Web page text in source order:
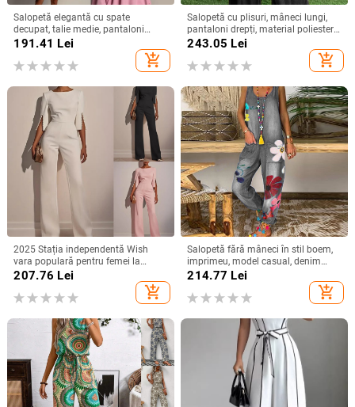
Salopetă elegantă cu spate
decupat, talie medie, pantaloni
lungime 3/4 și mâneci cu volane
191.41 Lei
add_shopping_cart
Salopetă cu plisuri, mâneci lungi,
pantaloni drepți, material poliester-
spandex, stil street hipster,
243.05 Lei
add_shopping_cart
2025 Stația independentă Wish
vara populară pentru femei la
modă cu mărgele decorațiuni
elegante salopetă/haine slim
elegantă
207.76 Lei
add_shopping_cart
Salopetă fără mâneci în stil boem,
imprimeu, model casual, denim
subțire, amestec bumbac-poliester,
214.77 Lei
add_shopping_cart